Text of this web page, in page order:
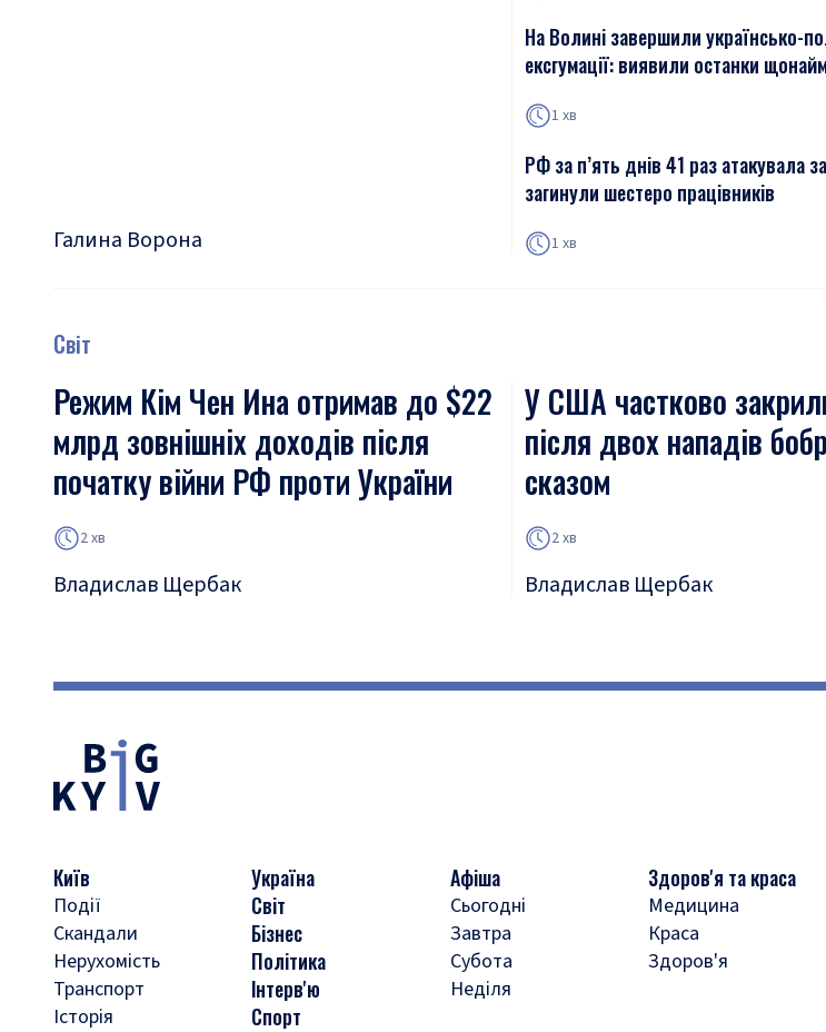
Галина Ворона
На Волині завершили українсько-
ексгумації: виявили останки
1 хв
РФ за п’ять днів 41 раз атакувала
загинули шестеро працівників
1 хв
Світ
Режим Кім Чен Ина отримав до $22
млрд зовнішніх доходів після
початку війни РФ проти України
2 хв
Владислав Щербак
У США частково
після двох нападів
сказом
2 хв
Владислав Щербак
Київ
Події
Скандали
Нерухомість
Транспорт
Історія
Україна
Світ
Бізнес
Політика
Інтерв'ю
Спорт
Афіша
Сьогодні
Завтра
Субота
Неділя
Здоров'я та краса
Медицина
Краса
Здоров'я